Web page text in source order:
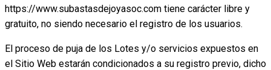
https://www.subastasdejoyasoc.com tiene carácter libre y
gratuito, no siendo necesario el registro de los usuarios.
El proceso de puja de los Lotes y/o servicios expuestos en
el Sitio Web estarán condicionados a su registro previo, dicho